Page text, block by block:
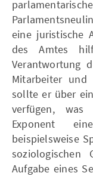
eine juristische
des Amtes
Verantwortung
Mitarbeiter
sollte er über
verfügen,
Exponent
beispielsweise
soziologischen
Aufgabe eines